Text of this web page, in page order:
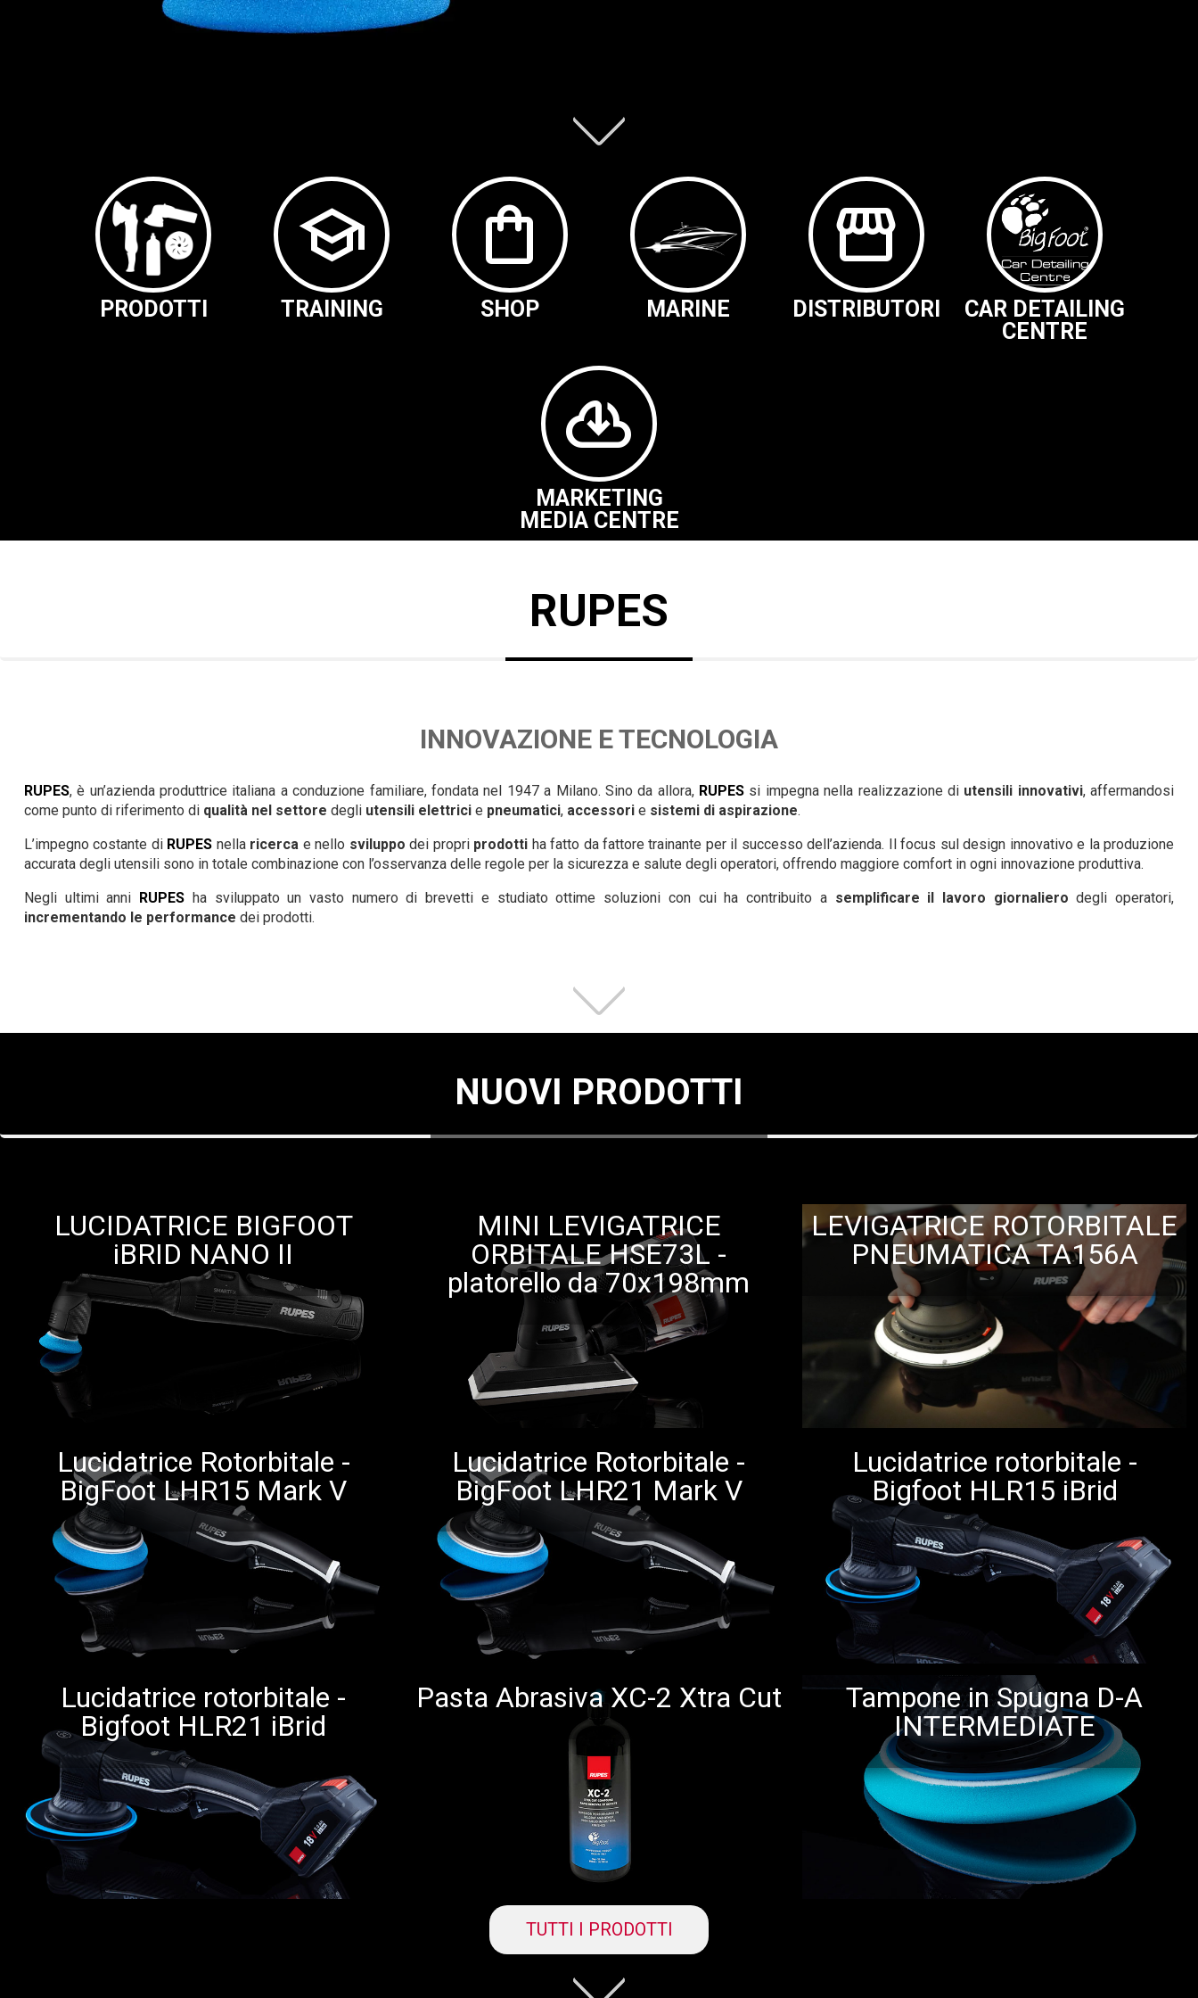
PRODOTTI
school
TRAINING
shopping_bag
SHOP MARINE
storefront
DISTRIBUTORI
CAR DETAILING
CENTRE
cloud_download
MARKETING
MEDIA CENTRE
RUPES
INNOVAZIONE E TECNOLOGIA
RUPES, è un’azienda produttrice italiana a conduzione familiare, fondata nel 1947 a Milano. Sino da allora, RUPES si impegna nella realizzazione di utensili innovativi, affermandosi
come punto di riferimento di qualità nel settore degli utensili elettricie pneumatici, accessorie sistemi di aspirazione.
L’impegno costante di RUPES nella ricerca e nello sviluppo dei propri prodotti ha fatto da fattore trainante per il successo dell’azienda. Il focus sul design innovativo e la produzione
accurata degli utensili sono in totale combinazione con l’osservanza delle regole per la sicurezza e salute degli operatori, offrendo maggiore comfort in ogni innovazione produttiva.
Negli ultimi anni RUPES ha sviluppato un vasto numero di brevetti e studiato ottime soluzioni con cui ha contribuito a semplificare il lavoro giornaliero degli operatori,
incrementando le performance dei prodotti.
NUOVI PRODOTTI
LUCIDATRICE BIGFOOT
iBRID NANO II
MINI LEVIGATRICE
ORBITALE HSE73L -
platorello da 70x198mm
LEVIGATRICE ROTORBITALE
PNEUMATICA TA156A
Lucidatrice Rotorbitale -
BigFoot LHR15 Mark V
Lucidatrice Rotorbitale -
BigFoot LHR21 Mark V
Lucidatrice rotorbitale -
Bigfoot HLR15 iBrid
Lucidatrice rotorbitale -
Bigfoot HLR21 iBrid
Pasta Abrasiva XC-2 Xtra Cut
Tampone in Spugna D-A
INTERMEDIATE
TUTTI I PRODOTTI